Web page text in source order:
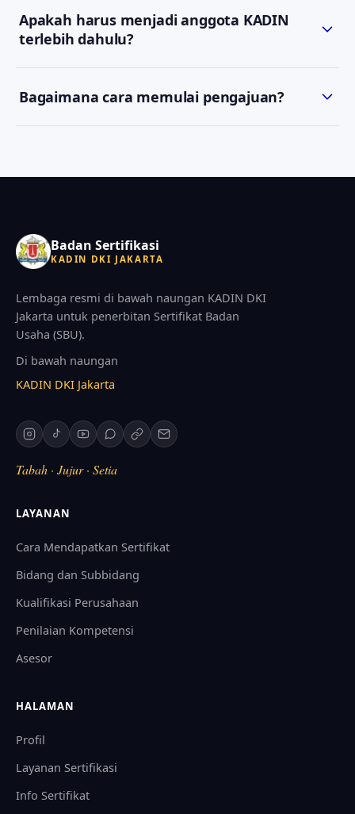
Anda menghubungi kami via WhatsApp, kami akan
mengirimkan daftar dokumen yang sesuai.
Apakah harus menjadi anggota KADIN
terlebih dahulu?
menjadi salah satu prasyarat pengajuan SBU. Tim
Bagaimana cara memulai pengajuan?
dipungut biaya, dan tim kami akan memandu
Badan Sertifikasi
KADIN DKI JAKARTA
Lembaga resmi di bawah naungan KADIN DKI
Jakarta untuk penerbitan Sertifikat Badan
Usaha (SBU).
Di bawah naungan
KADIN DKI Jakarta
Tabah · Jujur · Setia
LAYANAN
Cara Mendapatkan Sertifikat
Bidang dan Subbidang
Kualifikasi Perusahaan
Penilaian Kompetensi
Asesor
HALAMAN
Profil
Layanan Sertifikasi
Info Sertifikat